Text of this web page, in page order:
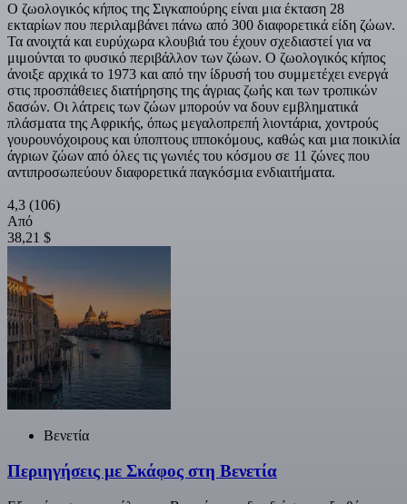
Ο ζωολογικός κήπος της Σιγκαπούρης είναι μια έκταση 28
εκταρίων που περιλαμβάνει πάνω από 300 διαφορετικά είδη ζώων.
Τα ανοιχτά και ευρύχωρα κλουβιά του έχουν σχεδιαστεί για να
μιμούνται το φυσικό περιβάλλον των ζώων. Ο ζωολογικός κήπος
άνοιξε αρχικά το 1973 και από την ίδρυσή του συμμετέχει ενεργά
στις προσπάθειες διατήρησης της άγριας ζωής και των τροπικών
δασών. Οι λάτρεις των ζώων μπορούν να δουν εμβληματικά
πλάσματα της Αφρικής, όπως μεγαλοπρεπή λιοντάρια, χοντρούς
γουρουνόχοιρους και ύποπτους ιπποκόμους, καθώς και μια ποικιλία
άγριων ζώων από όλες τις γωνιές του κόσμου σε 11 ζώνες που
αντιπροσωπεύουν διαφορετικά παγκόσμια ενδιαιτήματα.
4,3 (106)
Από
38,21 $
Βενετία
Περιηγήσεις με Σκάφος στη Βενετία